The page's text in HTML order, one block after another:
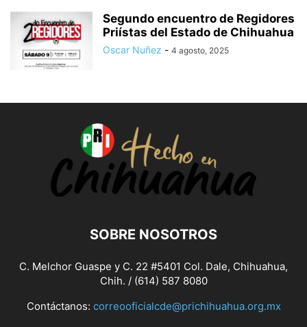
Segundo encuentro de Regidores
Priístas del Estado de Chihuahua
Oscar Nuñez - 4 agosto, 2025
SOBRE NOSOTROS
C. Melchor Guaspe y C. 22 #5401 Col. Dale, Chihuahua,
Chih. / (614) 587 8080
Contáctanos: correooficialcde@prichihuahua.org.mx